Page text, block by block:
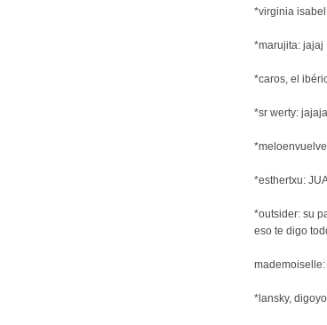
*virginia
*marujita: jajaj
*caros, el
*sr werty:
*esthertxu:
*outsider: su
eso te digo
*lansky,